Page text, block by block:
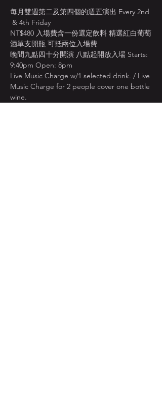
每月雙週第二及第四個的週五演出 Every 2nd
& 4th Friday
NT$480 入場費含一份選定飲料 精選紅白葡萄
酒單支開瓶 可抵兩位入場費
晚間九點四十分開演 八點起開放入場 Starts:
9:40pm Open: 8pm
Live Music Charge w/1 selected drink. / Live
Music Charge for 2 people cover one bottle
wine.